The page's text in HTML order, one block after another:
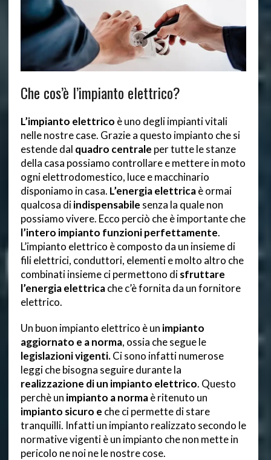
Che cos’è l’impianto elettrico?
L’impianto elettrico è uno degli impianti vitali
nelle nostre case. Grazie a questo impianto che si
estende dal quadro centrale per tutte le stanze
della casa possiamo controllare e mettere in moto
ogni elettrodomestico, luce e macchinario
disponiamo in casa. L’energia elettricaè ormai
qualcosa diindispensabile senza la quale non
possiamo vivere. Ecco perciò che è importante che
l’intero impianto funzioni perfettamente.
L’impianto elettrico è composto da un insieme di
fili elettrici, conduttori, elementi e molto altro che
combinati insieme ci permettono disfruttare
l’energia elettricache c’è fornita da un fornitore
elettrico.
Un buon impianto elettrico è un impianto
aggiornato e a norma, ossia che segue le
legislazioni vigenti.Ci sono infatti numerose
leggi che bisogna seguire durante la
realizzazione di un impianto elettrico. Questo
perchè un impianto a normaè ritenuto un
impianto sicuro e che ci permette di stare
tranquilli. Infatti un impianto realizzato secondo le
normative vigenti è un impianto che non mette in
pericolo ne noi ne le nostre cose.